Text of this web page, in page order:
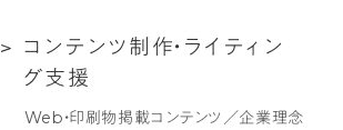
ク
コ コ ン テ ン ツ制 作・ ラ イ ティ ン
グ支援
Web・印刷物掲載コンテンツ／企業理念